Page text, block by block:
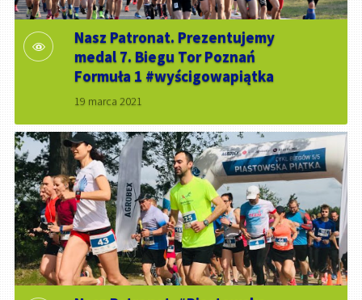
Nasz Patronat. Prezentujemy
medal 7. Biegu Tor Poznań
Formuła 1 #wyścigowapiątka
19 marca 2021